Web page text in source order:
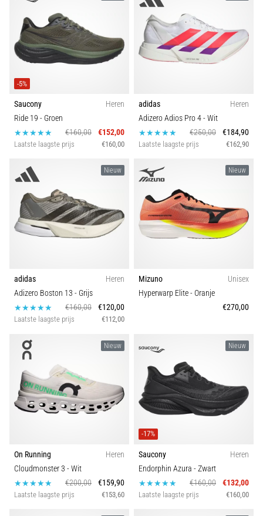
-5%
Saucony
Heren
Ride 19 - Groen
€160,00
€152,00
Laatste laagste prijs €160,00
adidas
Heren
Adizero Adios Pro 4- Wit
€250,00
€184,90
Laatste laagste prijs €162,90
Nieuw
adidas
Heren
Adizero Boston 13 - Grijs
€160,00
€120,00
Laatste laagste prijs €112,00
Nieuw
Mizuno
Unisex
Hyperwarp Elite- Oranje
€270,00
Nieuw
On Running
Heren
Cloudmonster 3 - Wit
€200,00
€159,90
Laatste laagste prijs €153,60
Nieuw
-17%
Saucony
Heren
Endorphin Azura - Zwart
€160,00
€132,00
Laatste laagste prijs €160,00